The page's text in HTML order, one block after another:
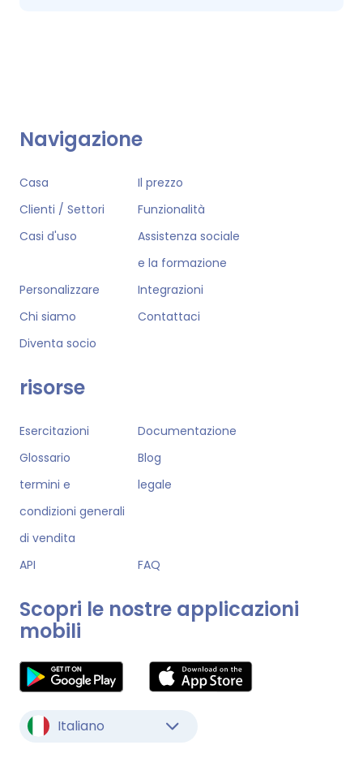
Navigazione
Casa
Il prezzo
Clienti / Settori
Funzionalità
Casi d'uso
Assistenza sociale
e la formazione
Personalizzare
Integrazioni
Chi siamo
Contattaci
Diventa socio
risorse
Esercitazioni
Documentazione
Glossario
Blog
termini e
condizioni generali
di vendita
legale
API FAQ
Scopri le nostre applicazioni
mobili
Italiano